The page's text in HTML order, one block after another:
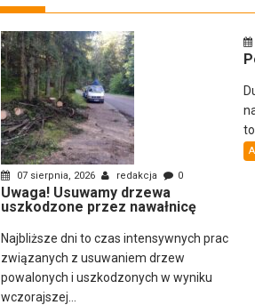
07 sierpnia, 2026 redakcja 0
Uwaga! Usuwamy drzewa
uszkodzone przez nawałnicę
Najbliższe dni to czas intensywnych prac
związanych z usuwaniem drzew
powalonych i uszkodzonych w wyniku
wczorajszej...